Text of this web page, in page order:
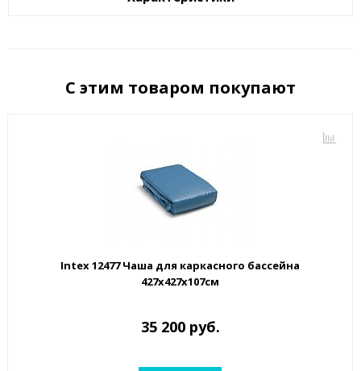
С этим товаром покупают
Intex 12477 Чаша для каркасного бассейна
427х427х107см
35 200 руб.